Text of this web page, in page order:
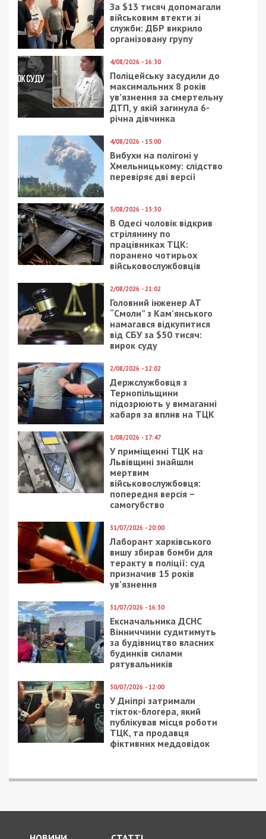
За $13 тисяч допомагали
військовим втекти зі
служби: ДБР викрило
організовану групу
4/08/2026 - 16:30
Поліцейську засудили до
максимальних 8 років
ув’язнення за смертельну
ДТП, у якій загинула 6-
річна дівчинка
4/08/2026 - 15:00
Вибухи на полігоні у
Хмельницькому: слідство
перевіряє дві версії
3/08/2026 - 13:30
В Одесі чоловік відкрив
стрілянину по
працівниках ТЦК:
поранено чотирьох
військовослужбовців
2/08/2026 - 21:02
Головний інженер АТ
“Смоли” з Кам’янського
намагався відкупитися
від СБУ за $50 тисяч:
вирок суду
2/08/2026 - 12:02
Держслужбовця з
Тернопільщини
підозрюють у вимаганні
хабаря за вплив на ТЦК
1/08/2026 - 17:47
У приміщенні ТЦК на
Львівщині знайшли
мертвим
військовослужбовця:
попередня версія –
самогубство
31/07/2026 - 20:00
Лаборант харківського
вишу збирав бомби для
теракту в поліції: суд
призначив 15 років
ув’язнення
31/07/2026 - 16:30
Ексначальника ДСНС
Вінниччини судитимуть
за будівництво власних
будинків силами
рятувальників
30/07/2026 - 12:00
У Дніпрі затримали
тікток-блогера, який
публікував місця роботи
ТЦК, та продавця
фіктивних меддовідок